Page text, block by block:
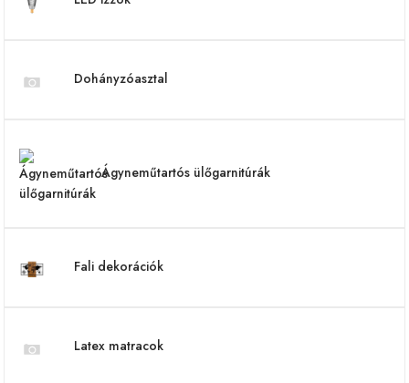
Dohányzóasztal
Ágyneműtartós ülőgarnitúrák
Fali dekorációk
Latex matracok